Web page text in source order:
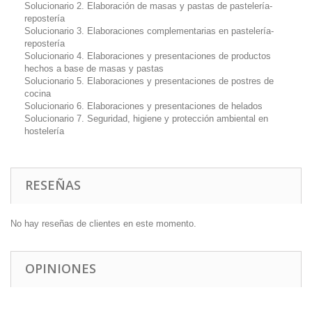
Solucionario 2. Elaboración de masas y pastas de pastelería-
repostería
Solucionario 3. Elaboraciones complementarias en pastelería-
repostería
Solucionario 4. Elaboraciones y presentaciones de productos
hechos a base de masas y pastas
Solucionario 5. Elaboraciones y presentaciones de postres de
cocina
Solucionario 6. Elaboraciones y presentaciones de helados
Solucionario 7. Seguridad, higiene y protección ambiental en
hostelería
RESEÑAS
No hay reseñas de clientes en este momento.
OPINIONES